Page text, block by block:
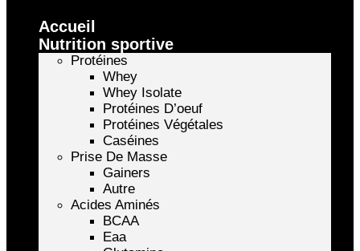
Accueil
Nutrition sportive
Protéines
Whey
Whey Isolate
Protéines D’oeuf
Protéines Végétales
Caséines
Prise De Masse
Gainers
Autre
Acides Aminés
BCAA
Eaa